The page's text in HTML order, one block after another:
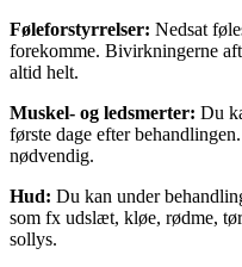
Føleforstyrrelser: Nedsat
forekomme. Bivirkningerne
altid helt.
Muskel- og ledsmerter: Du
første dage efter
nødvendig.
Hud: Du kan under
som fx udslæt, kløe, rødme,
sollys.